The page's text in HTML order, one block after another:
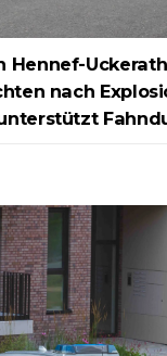
Hennef-
nach